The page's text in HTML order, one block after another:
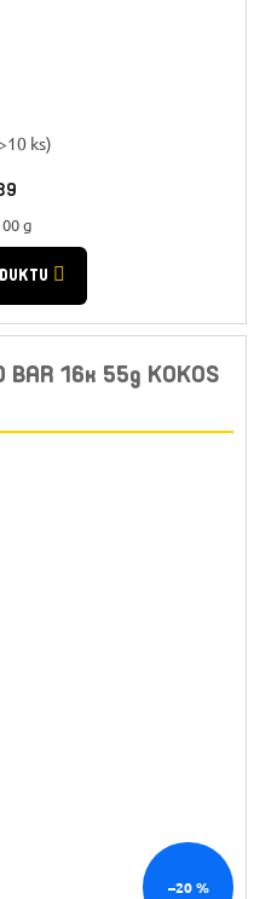
ks)
g
BAR 16x 55g KOKOS
–20 %